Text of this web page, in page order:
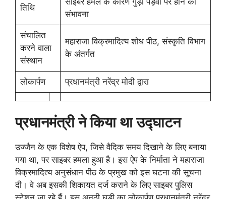
तिथि
संभावना
संचालित
करने वाला
संस्थान
महाराजा विक्रमादित्य शोध पीठ, संस्कृति विभाग
के अंतर्गत
लोकार्पण प्रधानमंत्री नरेंद्र मोदी द्वारा
प्रधानमंत्री ने किया था उद्घाटन
उज्जैन के एक विशेष ऐप, जिसे वैदिक समय दिखाने के लिए बनाया
गया था, पर साइबर हमला हुआ है। इस ऐप के निर्माता ने महाराजा
विक्रमादित्य अनुसंधान पीठ के प्रमुख को इस घटना की सूचना
दी। वे अब इसकी शिकायत दर्ज कराने के लिए साइबर पुलिस